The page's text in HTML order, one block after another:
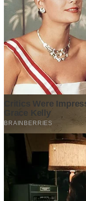
Surat Somasi
Dengan Penjelasannya!
2 years ago